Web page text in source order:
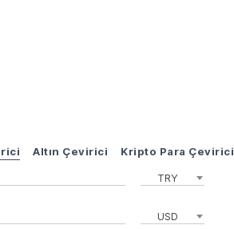
Altın Çevirici Kripto Para Çevirici
TRY
USD